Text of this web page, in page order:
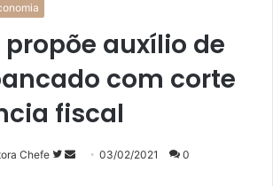
propõe auxílio de
com corte
fiscal
Chefe
SigaMande03/02/2021 0